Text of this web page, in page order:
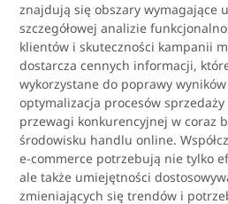
znajdują się obszary wymagające
szczegółowej analizie
klientów i skuteczności kampanii
dostarcza cennych informacji,
wykorzystane do poprawy
optymalizacja procesów
przewagi konkurencyjnej w coraz
środowisku handlu online.
e-commerce potrzebują nie tylko
ale także umiejętności
zmieniających się trendów i